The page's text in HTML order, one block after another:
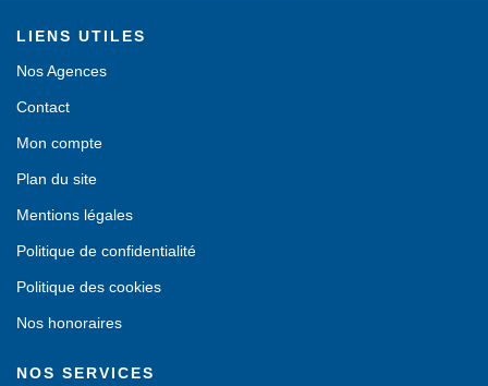
LIENS UTILES
Nos Agences
Contact
Mon compte
Plan du site
Mentions légales
Politique de confidentialité
Politique des cookies
Nos honoraires
NOS SERVICES